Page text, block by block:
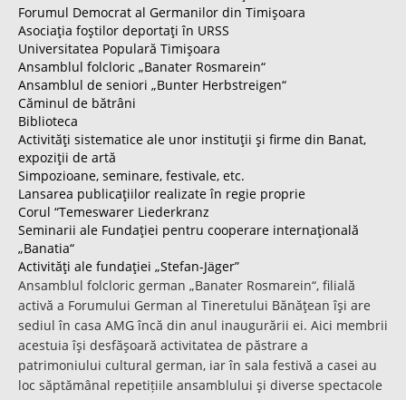
Forumul Democrat al Germanilor din Timişoara
Asociaţia foştilor deportaţi în URSS
Universitatea Populară Timişoara
Ansamblul folcloric „Banater Rosmarein“
Ansamblul de seniori „Bunter Herbstreigen“
Căminul de bătrâni
Biblioteca
Activităţi sistematice ale unor instituţii şi firme din Banat,
expoziţii de artă
Simpozioane, seminare, festivale, etc.
Lansarea publicaţiilor realizate în regie proprie
Corul “Temeswarer Liederkranz
Seminarii ale Fundaţiei pentru cooperare internaţională
„Banatia“
Activităţi ale fundaţiei „Stefan-Jäger”
Ansamblul folcloric german „Banater Rosmarein“, filială
activă a Forumului German al Tineretului Bănăţean îşi are
sediul în casa AMG încă din anul inaugurării ei. Aici membrii
acestuia îşi desfăşoară activitatea de păstrare a
patrimoniului cultural german, iar în sala festivă a casei au
loc săptămânal repetițiile ansamblului şi diverse spectacole